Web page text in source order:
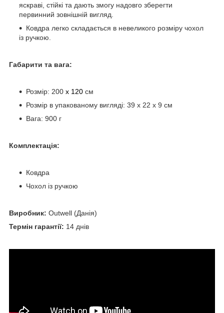
яскраві, стійкі та дають змогу надовго зберегти
первинний зовнішній вигляд.
Ковдра легко складається в невеликого розміру чохол
із ручкою.
Габарити та вага:
Розмір: 200 х 120 см
Розмір в упакованому вигляді: 39 x 22 x 9 см
Вага: 900 г
Комплектація:
Ковдра
Чохол із ручкою
Виробник: Outwell (Данія)
Термін гарантії: 14 днів